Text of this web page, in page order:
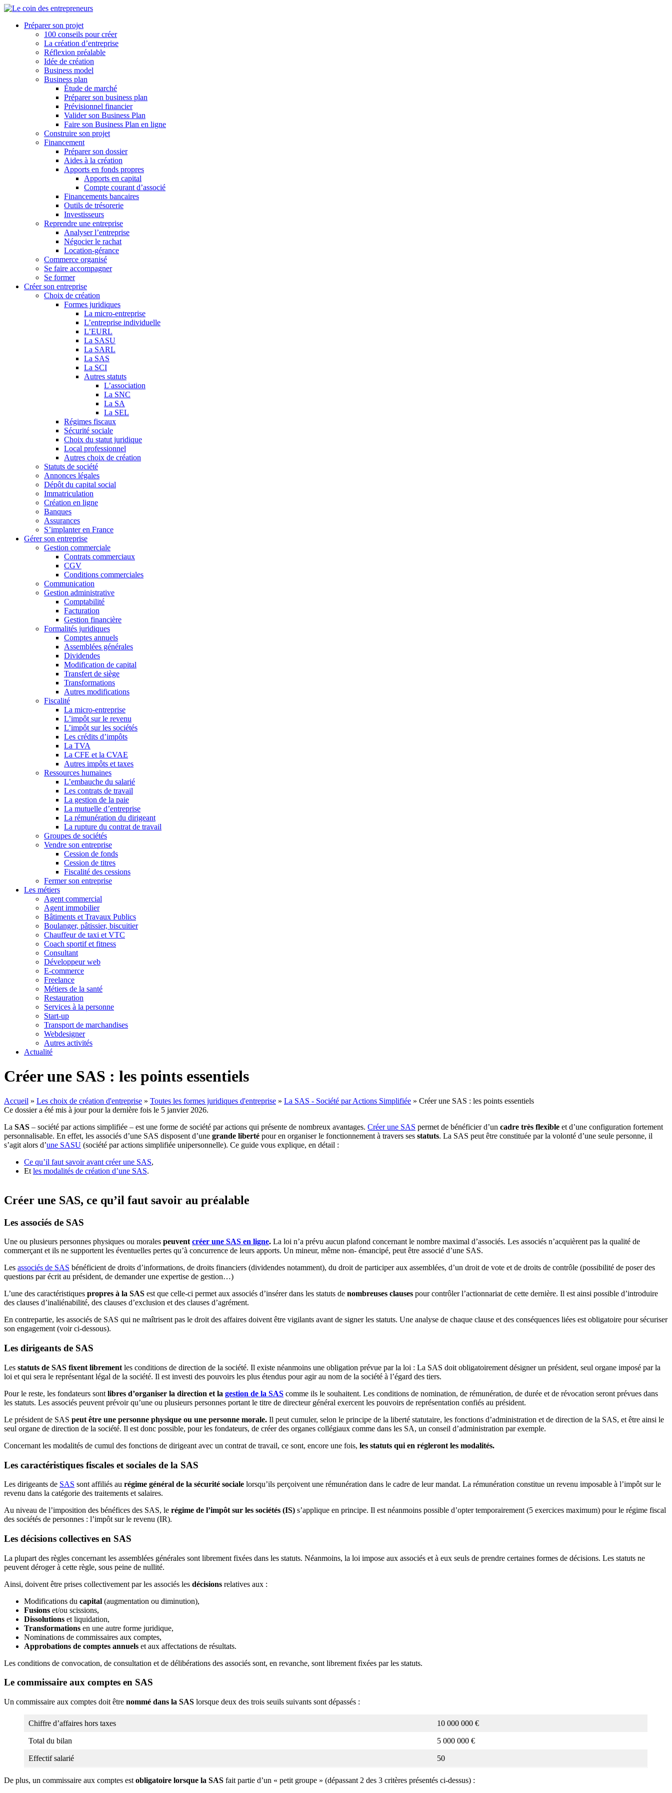
Préparer son projet
100 conseils pour créer
La création d’entreprise
Réflexion préalable
Idée de création
Business model
Business plan
Étude de marché
Préparer son business plan
Prévisionnel financier
Valider son Business Plan
Faire son Business Plan en ligne
Construire son projet
Financement
Préparer son dossier
Aides à la création
Apports en fonds propres
Apports en capital
Compte courant d’associé
Financements bancaires
Outils de trésorerie
Investisseurs
Reprendre une entreprise
Analyser l’entreprise
Négocier le rachat
Location-gérance
Commerce organisé
Se faire accompagner
Se former
Créer son entreprise
Choix de création
Formes juridiques
La micro-entreprise
L’entreprise individuelle
L’EURL
La SASU
La SARL
La SAS
La SCI
Autres statuts
L’association
La SNC
La SA
La SEL
Régimes fiscaux
Sécurité sociale
Choix du statut juridique
Local professionnel
Autres choix de création
Statuts de société
Annonces légales
Dépôt du capital social
Immatriculation
Création en ligne
Banques
Assurances
S’implanter en France
Gérer son entreprise
Gestion commerciale
Contrats commerciaux
CGV
Conditions commerciales
Communication
Gestion administrative
Comptabilité
Facturation
Gestion financière
Formalités juridiques
Comptes annuels
Assemblées générales
Dividendes
Modification de capital
Transfert de siège
Transformations
Autres modifications
Fiscalité
La micro-entreprise
L’impôt sur le revenu
L’impôt sur les sociétés
Les crédits d’impôts
La TVA
La CFE et la CVAE
Autres impôts et taxes
Ressources humaines
L’embauche du salarié
Les contrats de travail
La gestion de la paie
La mutuelle d’entreprise
La rémunération du dirigeant
La rupture du contrat de travail
Groupes de sociétés
Vendre son entreprise
Cession de fonds
Cession de titres
Fiscalité des cessions
Fermer son entreprise
Les métiers
Agent commercial
Agent immobilier
Bâtiments et Travaux Publics
Boulanger, pâtissier, biscuitier
Chauffeur de taxi et VTC
Coach sportif et fitness
Consultant
Développeur web
E-commerce
Freelance
Métiers de la santé
Restauration
Services à la personne
Start-up
Transport de marchandises
Webdesigner
Autres activités
Actualité
Créer une SAS : les points essentiels
Accueil » Les choix de création d'entreprise » Toutes les formes juridiques d'entreprise » La SAS - Société par Actions Simplifiée » Créer une SAS : les points essentiels
Ce dossier a été mis à jour pour la dernière fois le 5 janvier 2026.
La SAS – société par actions simplifiée – est une forme de société par actions qui présente de nombreux avantages. Créer une SAS permet de bénéficier d’un cadre très flexible et d’une configuration fortement
personnalisable. En effet, les associés d’une SAS disposent d’une grande liberté pour en organiser le fonctionnement à travers ses statuts. La SAS peut être constituée par la volonté d’une seule personne, il
s’agit alors d’une SASU (société par actions simplifiée unipersonnelle). Ce guide vous explique, en détail :
Ce qu’il faut savoir avant créer une SAS,
Et les modalités de création d’une SAS.
Créer une SAS, ce qu’il faut savoir au préalable
Les associés de SAS
Une ou plusieurs personnes physiques ou morales peuventcréer une SAS en ligne. La loi n’a prévu aucun plafond concernant le nombre maximal d’associés. Les associés n’acquièrent pas la qualité de
commerçant et ils ne supportent les éventuelles pertes qu’à concurrence de leurs apports. Un mineur, même non- émancipé, peut être associé d’une SAS.
Les associés de SAS bénéficient de droits d’informations, de droits financiers (dividendes notamment), du droit de participer aux assemblées, d’un droit de vote et de droits de contrôle (possibilité de poser des
questions par écrit au président, de demander une expertise de gestion…)
L’une des caractéristiques propres à la SAS est que celle-ci permet aux associés d’insérer dans les statuts de nombreuses clauses pour contrôler l’actionnariat de cette dernière. Il est ainsi possible d’introduire
des clauses d’inaliénabilité, des clauses d’exclusion et des clauses d’agrément.
En contrepartie, les associés de SAS qui ne maîtrisent pas le droit des affaires doivent être vigilants avant de signer les statuts. Une analyse de chaque clause et des conséquences liées est obligatoire pour sécuriser
son engagement (voir ci-dessous).
Les dirigeants de SAS
Les statuts de SAS fixent librement les conditions de direction de la société. Il existe néanmoins une obligation prévue par la loi : La SAS doit obligatoirement désigner un président, seul organe imposé par la
loi et qui sera le représentant légal de la société. Il est investi des pouvoirs les plus étendus pour agir au nom de la société à l’égard des tiers.
Pour le reste, les fondateurs sont libres d’organiser la direction et la gestion de la SAS comme ils le souhaitent. Les conditions de nomination, de rémunération, de durée et de révocation seront prévues dans
les statuts. Les associés peuvent prévoir qu’une ou plusieurs personnes portant le titre de directeur général exercent les pouvoirs de représentation confiés au président.
Le président de SAS peut être une personne physique ou une personne morale. Il peut cumuler, selon le principe de la liberté statutaire, les fonctions d’administration et de direction de la SAS, et être ainsi le
seul organe de direction de la société. Il est donc possible, pour les fondateurs, de créer des organes collégiaux comme dans les SA, un conseil d’administration par exemple.
Concernant les modalités de cumul des fonctions de dirigeant avec un contrat de travail, ce sont, encore une fois, les statuts qui en régleront les modalités.
Les caractéristiques fiscales et sociales de la SAS
Les dirigeants de SAS sont affiliés au régime général de la sécurité sociale lorsqu’ils perçoivent une rémunération dans le cadre de leur mandat. La rémunération constitue un revenu imposable à l’impôt sur le
revenu dans la catégorie des traitements et salaires.
Au niveau de l’imposition des bénéfices des SAS, le régime de l’impôt sur les sociétés (IS) s’applique en principe. Il est néanmoins possible d’opter temporairement (5 exercices maximum) pour le régime fiscal
des sociétés de personnes : l’impôt sur le revenu (IR).
Les décisions collectives en SAS
La plupart des règles concernant les assemblées générales sont librement fixées dans les statuts. Néanmoins, la loi impose aux associés et à eux seuls de prendre certaines formes de décisions. Les statuts ne
peuvent déroger à cette règle, sous peine de nullité.
Ainsi, doivent être prises collectivement par les associés les décisions relatives aux :
Modifications du capital (augmentation ou diminution),
Fusions et/ou scissions,
Dissolutions et liquidation,
Transformations en une autre forme juridique,
Nominations de commissaires aux comptes,
Approbations de comptes annuels et aux affectations de résultats.
Les conditions de convocation, de consultation et de délibérations des associés sont, en revanche, sont librement fixées par les statuts.
Le commissaire aux comptes en SAS
Un commissaire aux comptes doit être nommé dans la SAS lorsque deux des trois seuils suivants sont dépassés :
Chiffre d’affaires hors taxes 10 000 000 €
Total du bilan 5 000 000 €
Effectif salarié 50
De plus, un commissaire aux comptes est obligatoire lorsque la SAS fait partie d’un « petit groupe » (dépassant 2 des 3 critères présentés ci-dessus) :